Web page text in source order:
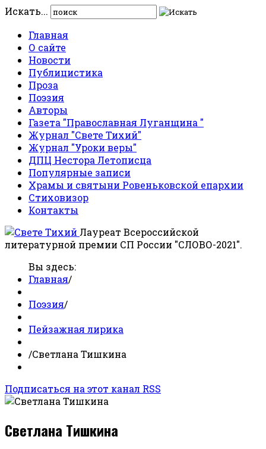
Искать...
Главная
О сайте
Новости
Публицистика
Проза
Поэзия
Авторы
Газета "Православная Луганщина "
Журнал "Свете Тихий"
Журнал "Уроки веры"
ДПЦ Нестора Летописца
Популярные записи
Храмы и святыни Ровеньковской епархии
Стиховизор
Контакты
Лауреат Всероссийской
литературной премии СП России "СЛОВО-2021".
Вы здесь:
Главная/
Поэзия/
Пейзажная лирика
/Светлана Тишкина
Подписаться на этот канал RSS
Светлана Тишкина